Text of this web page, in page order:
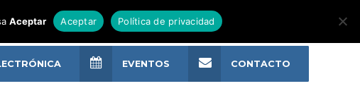
EVENTOS CONTACTO
Aceptar Aceptar Política de privacidad